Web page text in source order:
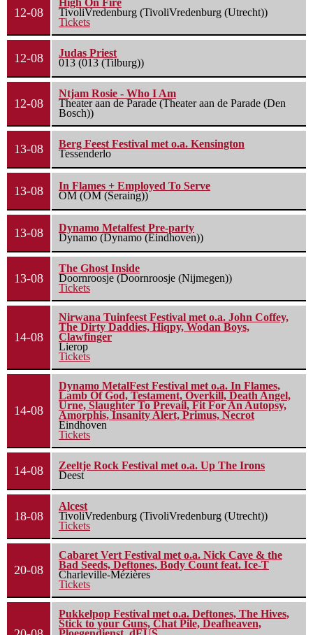
12-08
High On Fire
TivoliVredenburg (TivoliVredenburg (Utrecht))
Tickets
12-08
Judas Priest
013 (013 (Tilburg))
12-08
Ntjam Rosie - Who I Am
Theater aan de Parade (Theater aan de Parade (Den
Bosch))
13-08
Berg Feest Festival met o.a. Kensington
Tessenderlo
13-08
In Flames + Employed To Serve
OM (OM (Seraing))
13-08
Dynamo Metalfest Pre-party
Dynamo (Dynamo (Eindhoven))
13-08
The Ghost Inside
Doornroosje (Doornroosje (Nijmegen))
Tickets
14-08
Nirwana Tuinfeest Festival met o.a. John Coffey,
The Dirty Daddies, Hiqpy, Wodan Boys,
Clawfinger
Lierop
Tickets
14-08
Dynamo MetalFest Festival met o.a. In Flames,
Lamb Of God, Testament, Overkill, Death Angel,
Urne, Slaughter To Prevail, Fit For An Autopsy,
Amorphis, Insanity Alert, Primus, Necrot
Eindhoven
Tickets
14-08
Zeeltje Rock Festival met o.a. Up The Irons
Deest
18-08
Alcest
TivoliVredenburg (TivoliVredenburg (Utrecht))
Tickets
20-08
Cabaret Vert Festival met o.a. Nick Cave & the
Bad Seeds, Deftones, Body Count feat. Ice-T
Charleville-Mézières
Tickets
Pukkelpop Festival met o.a. Deftones, The Hives,
Stick to your Guns, Chat Pile, Deafheaven,